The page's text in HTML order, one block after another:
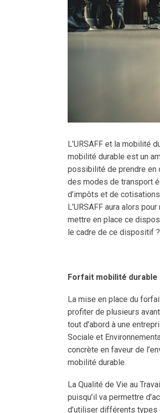
L’URSAFF et la mobilité
mobilité durable est un
possibilité de prendre en
des modes de transport
d’impôts et de
L’URSAFF aura alors
mettre en place ce
le cadre de ce dispositif
Forfait mobilité durable
La mise en place du
profiter de plusieurs
tout d’abord à une
Sociale et
concrète en faveur de
mobilité durable.
La Qualité de Vie au
puisqu’il va permettre
d’utiliser différents types